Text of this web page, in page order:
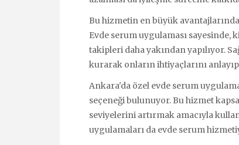
Bu hizmetin en büyük
Evde serum uygulaması sayesinde,
takipleri daha yakından yapılıyor.
kurarak onların ihtiyaçlarını
Ankara'da özel evde serum
seçeneği bulunuyor. Bu hizmet
seviyelerini artırmak amacıyla
uygulamaları da evde serum